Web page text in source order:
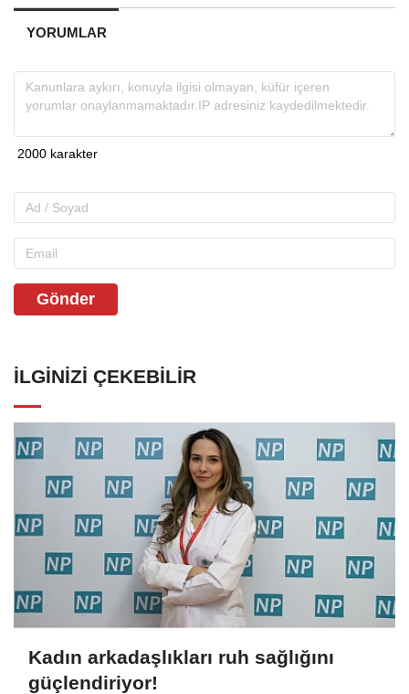
YORUMLAR
Gönder
İLGINIZI ÇEKEBILIR
Kadın arkadaşlıkları ruh sağlığını
güçlendiriyor!